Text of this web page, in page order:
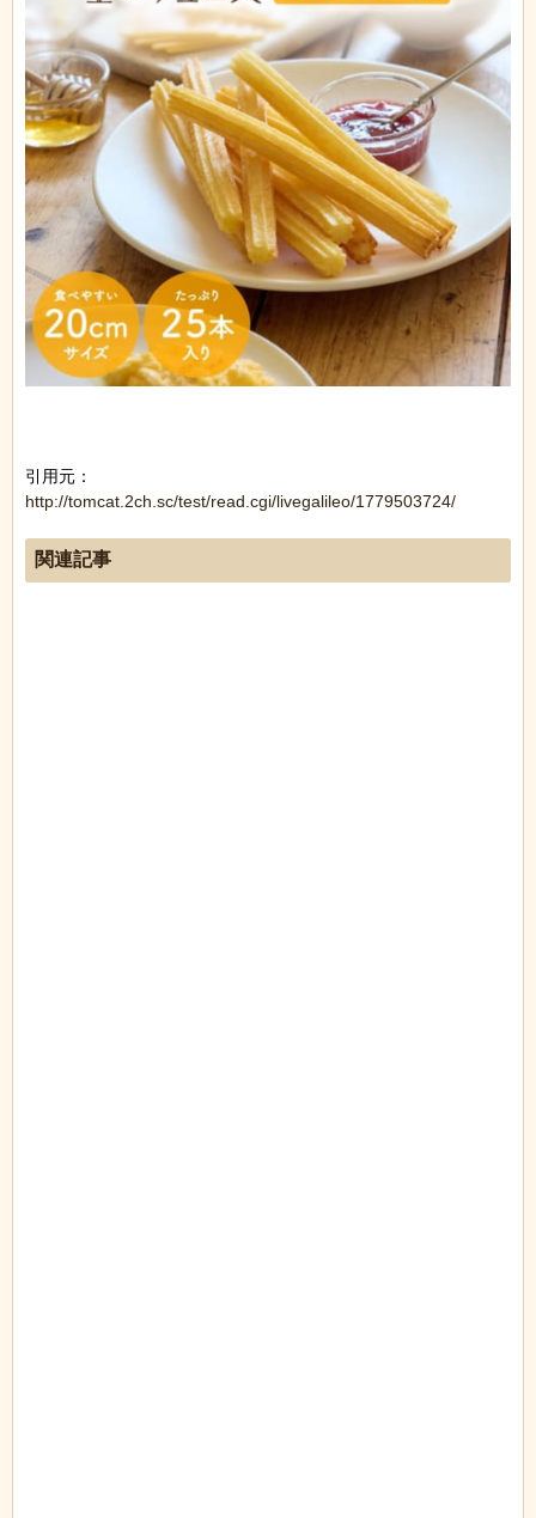
引用元：
http://tomcat.2ch.sc/test/read.cgi/livegalileo/1779503724/
関連記事